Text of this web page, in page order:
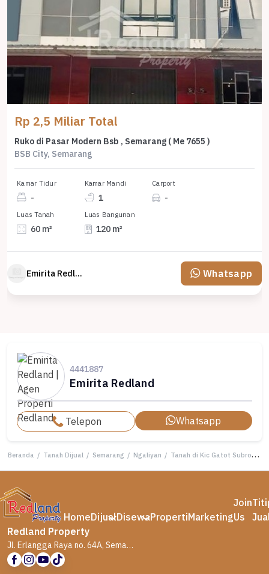
Rp 2,5 Miliar Total
Ruko di Pasar Modern Bsb , Semarang ( Me 7655 )
BSB City, Semarang
Kamar Tidur
-
Kamar Mandi
1
Carport
-
Luas Tanah
60 m²
Luas Bangunan
120 m²
Emirita Redland Whatsapp
4441887
Emirita Redland
Telepon Whatsapp
Beranda / Tanah Dijual / Semarang / Ngaliyan / Tanah di Kic Gatot Subroto, Semarang Si 5436
HomeDijualDisewaPropertiMarketing
Join
Us
Redland Property
Jl. Erlangga Raya no. 64A, Semarang